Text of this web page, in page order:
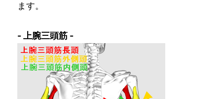
ます。
- 上腕三頭筋 -